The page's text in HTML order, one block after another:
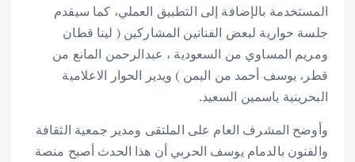
المستخدمة بالإضافة إلى التطبيق العملي، كما سيقدم
جلسة حوارية لبعض الفنانين المشاركين ( لينا قطان
ومريم المساوي من السعودية ، عبدالرحمن المانع من
قطر، يوسف أحمد من اليمن ) ويدير الحوار الاعلامية
البحرينية ياسمين السعيد.
وأوضح المشرف العام على الملتقى ومدير جمعية الثقافة
والفنون بالدمام يوسف الحربي أن هذا الحدث أصبح منصة